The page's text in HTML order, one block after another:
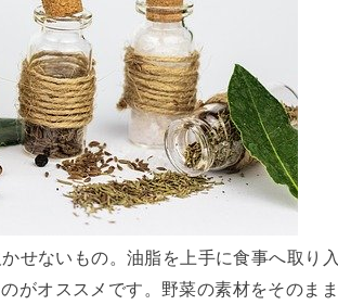
せないもの。油脂を上手に食事へ取り入
がオススメです。野菜の素材をそのまま